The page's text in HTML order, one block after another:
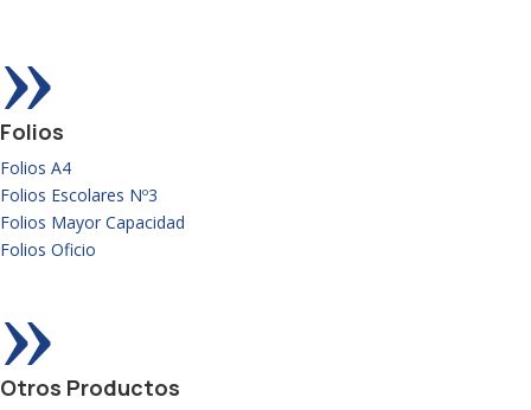
»
Folios
Folios A4
Folios Escolares Nº3
Folios Mayor Capacidad
Folios Oficio
»
Otros Productos